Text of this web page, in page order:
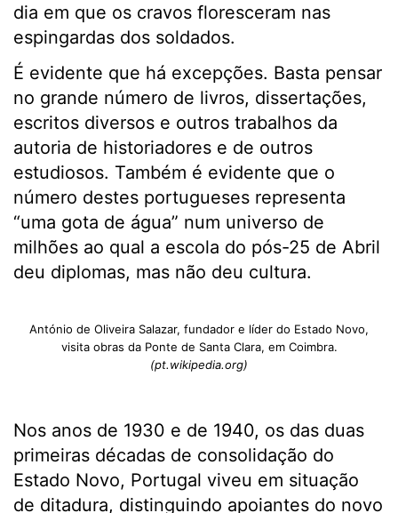
dia em que os cravos floresceram nas
espingardas dos soldados.
É evidente que há excepções. Basta pensar
no grande número de livros, dissertações,
escritos diversos e outros trabalhos da
autoria de historiadores e de outros
estudiosos. Também é evidente que o
número destes portugueses representa
“uma gota de água” num universo de
milhões ao qual a escola do pós-25 de Abril
deu diplomas, mas não deu cultura.
António de Oliveira Salazar, fundador e líder do Estado Novo,
visita obras da Ponte de Santa Clara, em Coimbra.
(pt.wikipedia.org)
Nos anos de 1930 e de 1940, os das duas
primeiras décadas de consolidação do
Estado Novo, Portugal viveu em situação
de ditadura, distinguindo apoiantes do novo